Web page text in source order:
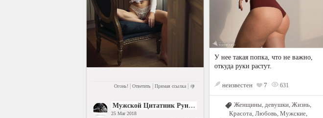
Огонь! | Ответить | Прямая ссылка |
Мужской Цитатник Рунета
25 Mar 2018
У нее такая попка, что не важно,
откуда руки растут.
неизвестен 7 631
Женщины, девушки, Жизнь,
Красота, Любовь, Мужские,